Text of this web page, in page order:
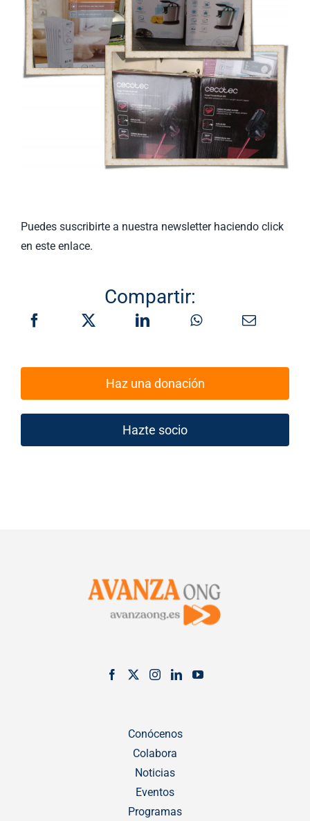
Puedes suscribirte a nuestra newsletter haciendo click
en este enlace.
Compartir:
Haz una donación
Hazte socio
Conócenos
Colabora
Noticias
Eventos
Programas